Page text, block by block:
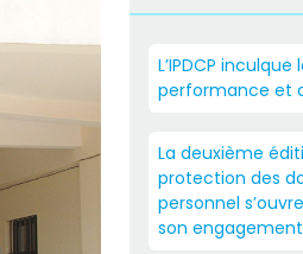
L’IPDCP
performance et
La deuxième
protection des
personnel
son engagement